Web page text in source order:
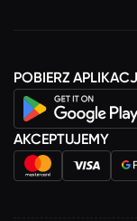
POBIERZ
AKCEPTUJEMY